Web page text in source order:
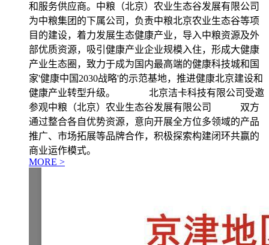
和服务供应商。中粮（北京）农业生态谷发展有限公司
为中粮集团的下属公司，负责中粮北京农业生态谷等项
目的建设，着力发展生态健康产业，导入中粮资源及外
部优质资源，吸引健康产业企业规模入住，形成大健康
产业生态圈，致力于成为国内最高端的健康科技城和国
家'健康中国2030战略'的示范基地，推进健康北京建设和
健康产业转型升级。 北京洁卡科技有限公司受邀
参观中粮（北京）农业生态谷发展有限公司 双方
通过整合各自优势资源，意向开展全方位多领域的产品
推广、市场拓展等品牌合作，积极探索构建闭环共赢的
商业运作模式。
MORE >